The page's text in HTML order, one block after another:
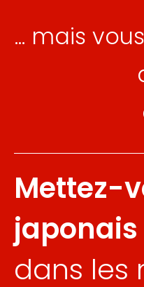
... mais
Mettez-
japonais
dans les